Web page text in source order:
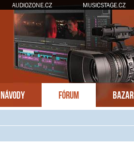
AUDIOZONE.CZ MUSICSTAGE.CZ
NÁVODY FÓRUM BAZAR